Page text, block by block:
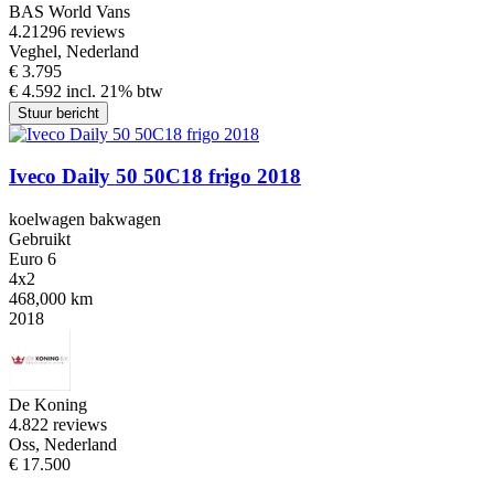
BAS World Vans
4.21296 reviews
Veghel, Nederland
€ 3.795
€ 4.592 incl. 21% btw
Stuur bericht
Iveco Daily 50 50C18 frigo 2018
koelwagen bakwagen
Gebruikt
Euro 6
4x2
468,000 km
2018
De Koning
4.822 reviews
Oss, Nederland
€ 17.500